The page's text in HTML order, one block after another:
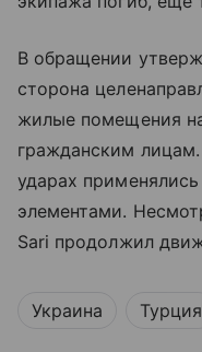
В обращении
сторона
жилые помещения
гражданским
ударах
элементами.
Sari продолжил
Украина Турция